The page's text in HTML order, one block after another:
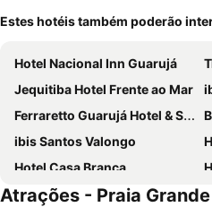
Estes hotéis também poderão
Hotel Nacional Inn Guarujá
Jequitiba Hotel Frente ao Mar
Ferraretto Guarujá Hotel & Spa
ibis Santos Valongo
Hotel Casa Branca
Sheraton Santos Hotel
Atrações - Praia Grande